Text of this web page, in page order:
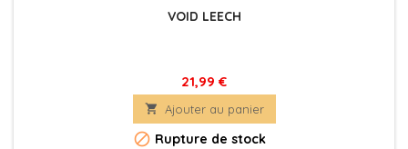
VOID LEECH
21,99 €
 Ajouter au panier
 Rupture de stock